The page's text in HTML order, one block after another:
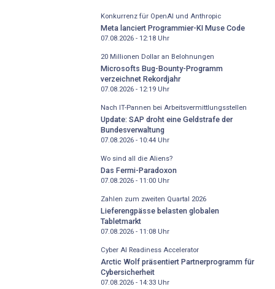
Konkurrenz für OpenAI und Anthropic
Meta lanciert Programmier-KI Muse Code
07.08.2026 - 12:18Uhr
20 Millionen Dollar an Belohnungen
Microsofts Bug-Bounty-Programm
verzeichnet Rekordjahr
07.08.2026 - 12:19Uhr
Nach IT-Pannen bei Arbeitsvermittlungsstellen
Update: SAP droht eine Geldstrafe der
Bundesverwaltung
07.08.2026 - 10:44Uhr
Wo sind all die Aliens?
Das Fermi-Paradoxon
07.08.2026 - 11:00Uhr
Zahlen zum zweiten Quartal 2026
Lieferengpässe belasten globalen
Tabletmarkt
07.08.2026 - 11:08Uhr
Cyber AI Readiness Accelerator
Arctic Wolf präsentiert Partnerprogramm für
Cybersicherheit
07.08.2026 - 14:33Uhr